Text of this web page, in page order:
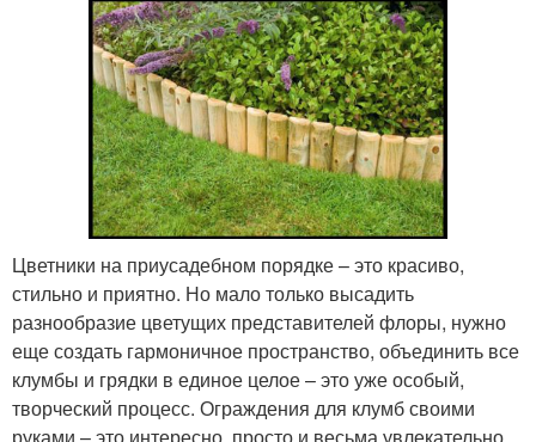
Цветники на приусадебном порядке – это красиво,
стильно и приятно. Но мало только высадить
разнообразие цветущих представителей флоры, нужно
еще создать гармоничное пространство, объединить все
клумбы и грядки в единое целое – это уже особый,
творческий процесс. Ограждения для клумб своими
руками – это интересно, просто и весьма увлекательно.